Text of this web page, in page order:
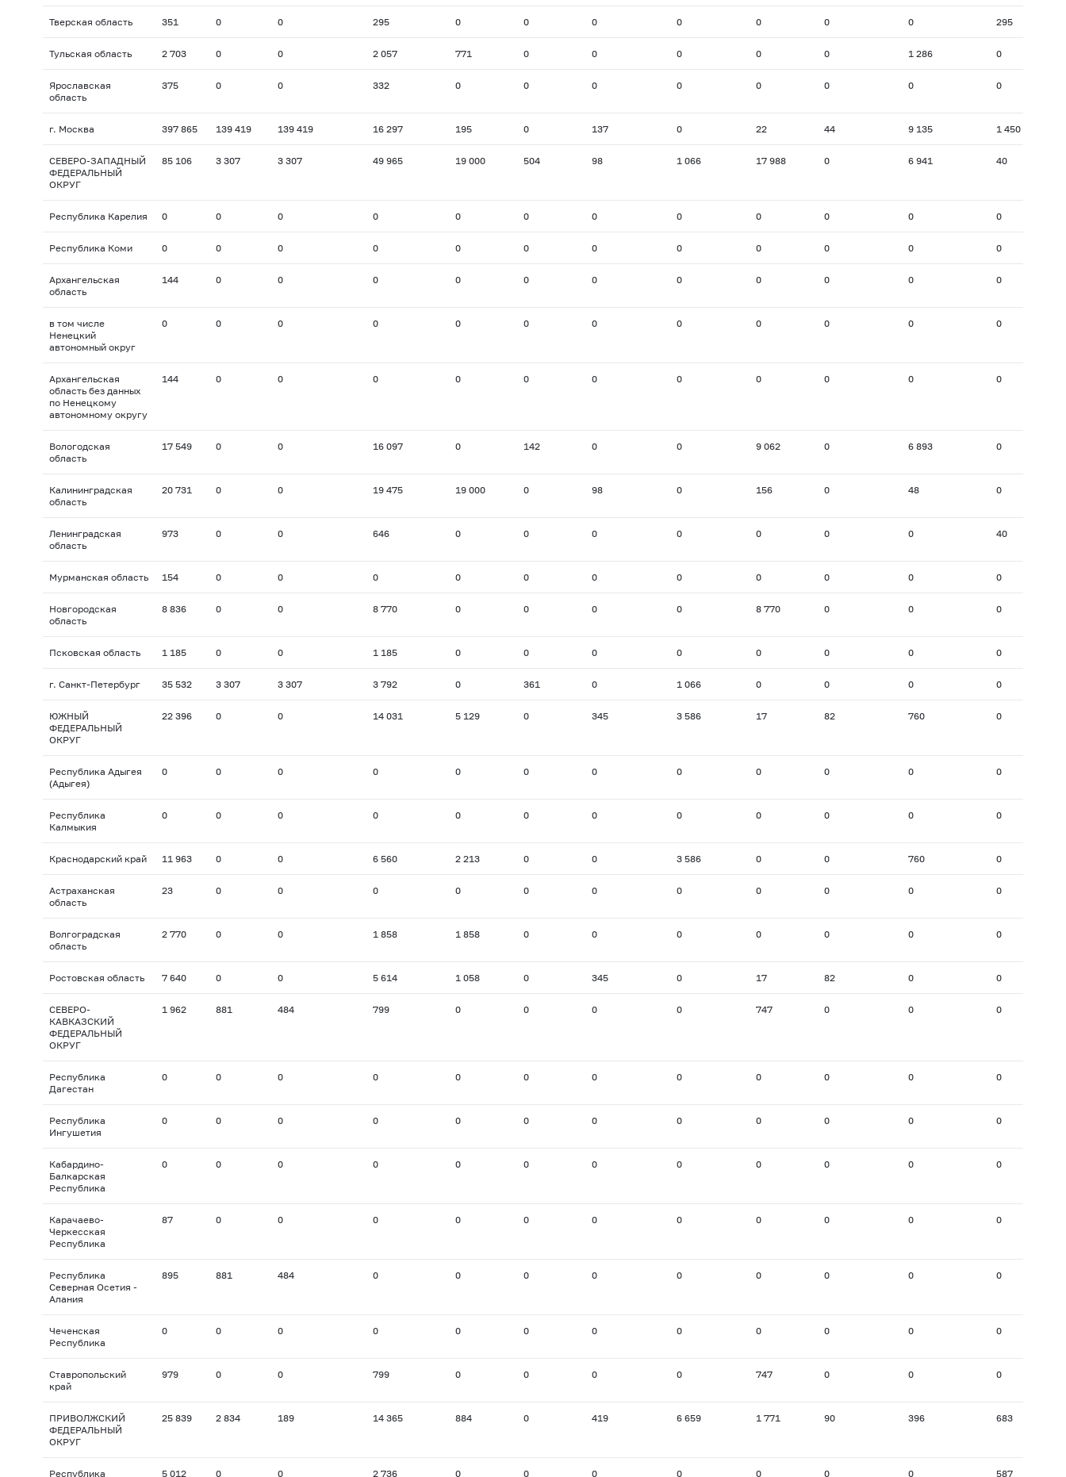
Тверская область 351 0 0 295 0 0 0 0 0 0 0 295
Тульская область 2 703 0 0 2 057 771 0 0 0 0 0 1 286 0
Ярославская
область
375 0 0 332 0 0 0 0 0 0 0 0
г. Москва 397 865 139 419 139 419 16 297 195 0 137 0 22 44 9 135 1 450
СЕВЕРО-ЗАПАДНЫЙ
ФЕДЕРАЛЬНЫЙ
ОКРУГ
85 106 3 307 3 307 49 965 19 000 504 98 1 066 17 988 0 6 941 40
Республика Карелия 0 0 0 0 0 0 0 0 0 0 0 0
Республика Коми 0 0 0 0 0 0 0 0 0 0 0 0
Архангельская
область
144 0 0 0 0 0 0 0 0 0 0 0
в том числе
Ненецкий
автономный округ
0 0 0 0 0 0 0 0 0 0 0 0
Архангельская
область без данных
по Ненецкому
автономному округу
144 0 0 0 0 0 0 0 0 0 0 0
Вологодская
область
17 549 0 0 16 097 0 142 0 0 9 062 0 6 893 0
Калининградская
область
20 731 0 0 19 475 19 000 0 98 0 156 0 48 0
Ленинградская
область
973 0 0 646 0 0 0 0 0 0 0 40
Мурманская область 154 0 0 0 0 0 0 0 0 0 0 0
Новгородская
область
8 836 0 0 8 770 0 0 0 0 8 770 0 0 0
Псковская область 1 185 0 0 1 185 0 0 0 0 0 0 0 0
г. Санкт-Петербург 35 532 3 307 3 307 3 792 0 361 0 1 066 0 0 0 0
ЮЖНЫЙ
ФЕДЕРАЛЬНЫЙ
ОКРУГ
22 396 0 0 14 031 5 129 0 345 3 586 17 82 760 0
Республика Адыгея
(Адыгея)
0 0 0 0 0 0 0 0 0 0 0 0
Республика
Калмыкия
0 0 0 0 0 0 0 0 0 0 0 0
Краснодарский край 11 963 0 0 6 560 2 213 0 0 3 586 0 0 760 0
Астраханская
область
23 0 0 0 0 0 0 0 0 0 0 0
Волгоградская
область
2 770 0 0 1 858 1 858 0 0 0 0 0 0 0
Ростовская область 7 640 0 0 5 614 1 058 0 345 0 17 82 0 0
СЕВЕРО-
КАВКАЗСКИЙ
ФЕДЕРАЛЬНЫЙ
ОКРУГ
1 962 881 484 799 0 0 0 0 747 0 0 0
Республика
Дагестан
0 0 0 0 0 0 0 0 0 0 0 0
Республика
Ингушетия
0 0 0 0 0 0 0 0 0 0 0 0
Кабардино-
Балкарская
Республика
0 0 0 0 0 0 0 0 0 0 0 0
Карачаево-
Черкесская
Республика
87 0 0 0 0 0 0 0 0 0 0 0
Республика
Северная Осетия -
Алания
895 881 484 0 0 0 0 0 0 0 0 0
Чеченская
Республика
0 0 0 0 0 0 0 0 0 0 0 0
Ставропольский
край
979 0 0 799 0 0 0 0 747 0 0 0
ПРИВОЛЖСКИЙ
ФЕДЕРАЛЬНЫЙ
ОКРУГ
25 839 2 834 189 14 365 884 0 419 6 659 1 771 90 396 683
Республика 5 012 0 0 2 736 0 0 0 0 0 0 0 587